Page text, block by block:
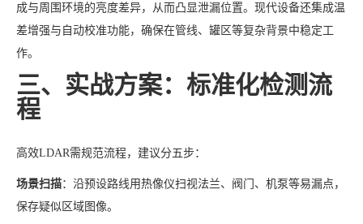
成与周围环境的亮度差异，从而凸显泄漏位置。现代设备还集成温
差增强与自动校准功能，确保在管线、罐区等复杂背景中稳定工
作。
三、实战方案：标准化检测流
程
高效LDAR需规范流程，建议分五步：
场景扫描：沿预设路线用热像仪扫视法兰、阀门、机泵等易漏点，
保存疑似区域图像。